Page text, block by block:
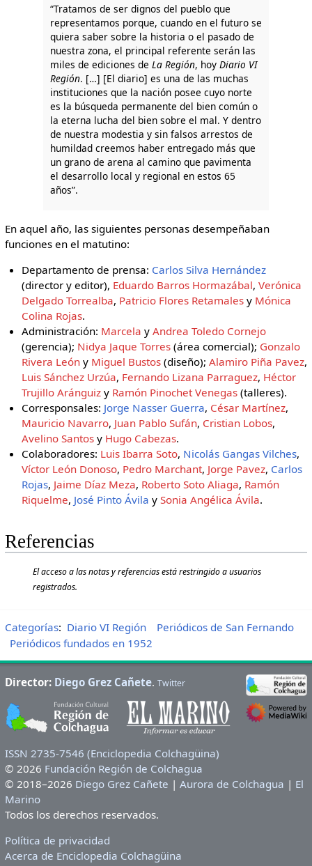
“Tratamos de ser dignos del pueblo que
representamos porque, cuando en el futuro se
quiera saber sobre la historia o el pasado de
nuestra zona, el principal referente serán las
miles de ediciones de La Región, hoy Diario VI
Región. […] [El diario] es una de las muchas
instituciones que la nación posee cuyo norte
es la búsqueda permanente del bien común o
la eterna lucha del bien sobre el mal. Y dentro
de nuestra modestia y sin falsos arrestos de
humildad creemos haber entregado más que
un grano de arena al camino que pavimenta
el desarrollo local y regional en estos 65
años”.
En aquel año, las siguientes personas desempeñaban
funciones en el matutino:
Departamento de prensa: Carlos Silva Hernández
(director y editor), Eduardo Barros Hormazábal,Verónica
Delgado Torrealba, Patricio Flores Retamales y Mónica
Colina Rojas.
Administración: Marcela yAndrea Toledo Cornejo
(gerencia); Nidya Jaque Torres (área comercial); Gonzalo
Rivera León y Miguel Bustos (diseño);Alamiro Piña Pavez,
Luis Sánchez Urzúa, Fernando Lizana Parraguez, Héctor
Trujillo Aránguiz y Ramón Pinochet Venegas (talleres).
Corresponsales: Jorge Nasser Guerra, César Martínez,
Mauricio Navarro, Juan Pablo Sufán, Cristian Lobos,
Avelino Santos y Hugo Cabezas.
Colaboradores: Luis Ibarra Soto, Nicolás Gangas Vilches,
Víctor León Donoso, Pedro Marchant, Jorge Pavez, Carlos
Rojas, Jaime Díaz Meza, Roberto Soto Aliaga, Ramón
Riquelme, José Pinto Ávila ySonia Angélica Ávila.
Referencias
El acceso a las notas y referencias está restringido a usuarios
registrados.
Categorías: Diario VI Región
Periódicos de San Fernando
Periódicos fundados en 1952
Director: Diego Grez Cañete. Twitter
ISSN 2735-7546 (Enciclopedia Colchagüina)
© 2026 Fundación Región de Colchagua
© 2018–2026 Diego Grez Cañete | Aurora de Colchagua | El
Marino
Todos los derechos reservados.
Política de privacidad
Acerca de Enciclopedia Colchagüina